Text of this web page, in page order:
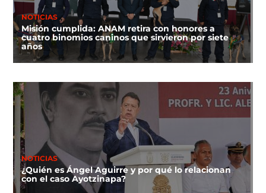
NOTICIAS
Misión cumplida: ANAM retira con honores a
cuatro binomios caninos que sirvieron por siete
años
NOTICIAS
¿Quién es Ángel Aguirre y por qué lo relacionan
con el caso Ayotzinapa?